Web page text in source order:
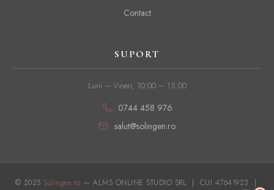
Contact
SUPORT
Luni – Vineri, 10:00 – 15:00
0744 458 976
salut@solingen.ro
© 2025 Solingen.ro — ALMS ONLINE STUDIO SRL | CUI 47641923 |